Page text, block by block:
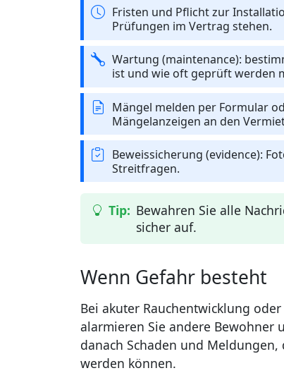
Fristen und Pflicht zur
Prüfungen im Vertrag stehen.
Wartung (maintenance):
ist und wie oft geprüft werden
Mängel melden per Formular
Mängelanzeigen an den
Beweissicherung (evidence):
Streitfragen.
Bewahren Sie alle
sicher auf.
Wenn Gefahr besteht
Bei akuter Rauchentwicklung
alarmieren Sie andere Bewohner
danach Schaden und
werden können.